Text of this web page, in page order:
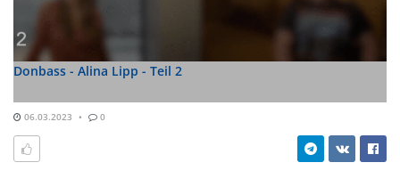
Donbass - Alina Lipp - Teil 2
06.03.2023 0